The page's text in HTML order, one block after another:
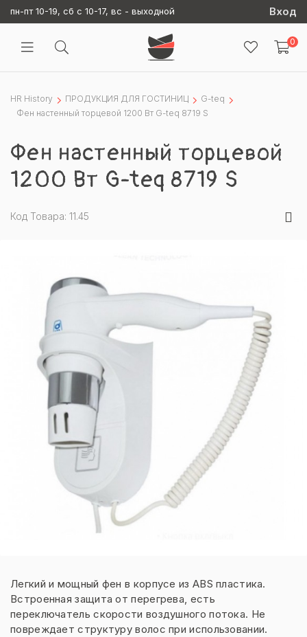
пн-пт 10-19, сб с 10-17, вс - выходной Вход
0
HR History ПРОДУКЦИЯ ДЛЯ ГОСТИНИЦ
G-teq
Фен настенный торцевой 1200 Вт G-teq 8719 S
Фен настенный торцевой
1200 Вт G-teq 8719 S
Код Товара: 11.45
Легкий и мощный фен в корпусе из ABS пластика.
Встроенная защита от перегрева, есть
переключатель скорости воздушного потока. Не
повреждает структуру волос при использовании.